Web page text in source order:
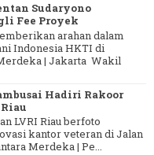
Sudaryono
Fee Proyek
arahan dalam
Indonesia HKTI di
| Jakarta Wakil
Hadiri Rakoor
LVRI Riau berfoto
kantor veteran di Jalan
Merdeka | Pe...